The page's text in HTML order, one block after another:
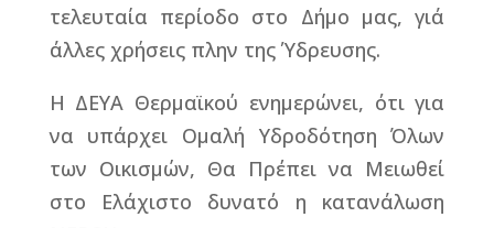
τελευταία περίοδο στο Δήμο μας, γιά
άλλες χρήσεις πλην της Ύδρευσης.
Η ΔΕΥΑ Θερμαϊκού ενημερώνει, ότι για
να υπάρχει Ομαλή Υδροδότηση Όλων
των Οικισμών, Θα Πρέπει να Μειωθεί
στο Ελάχιστο δυνατό η κατανάλωση